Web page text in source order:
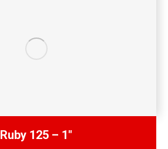
Ruby 125 – 1″